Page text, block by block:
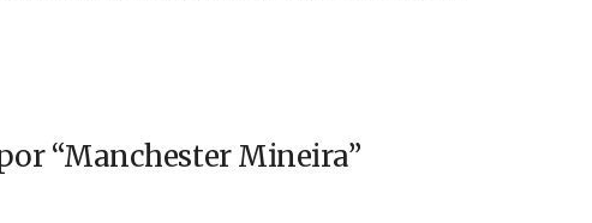
“Manchester Mineira”